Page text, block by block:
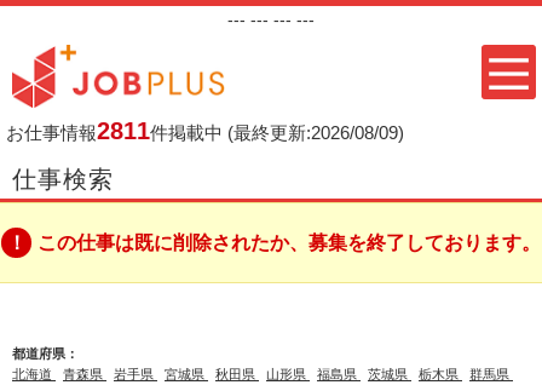
--- --- --- ---
お仕事情報2811件掲載中 (最終更新:2026/08/09)
仕事検索
この仕事は既に削除されたか、募集を終了しております。
都道府県：
北海道
青森県 岩手県 宮城県 秋田県 山形県 福島県 茨城県 栃木県
群馬県